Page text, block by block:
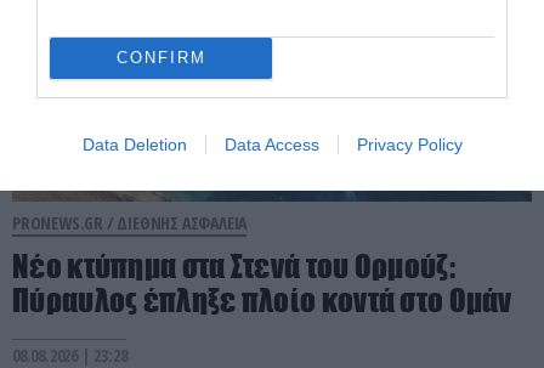
CONFIRM
Data Deletion Data Access Privacy Policy
PRONEWS.GR / ΔΙΕΘΝΗΣ ΑΣΦΑΛΕΙΑ
Νέο κτύπημα στα Στενά του Ορμούζ:
Πύραυλος έπληξε πλοίο κοντά στο Ομάν
08.08.2026 | 23:28